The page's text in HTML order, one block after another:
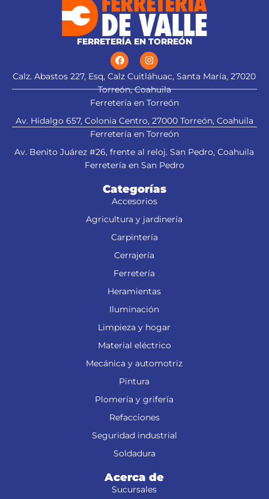
FERRETERÍA EN TORREÓN
Calz. Abastos 227, Esq, Calz Cuitláhuac, Santa María, 27020
Torreón, Coahuila
Ferretería en Torreón
Av. Hidalgo 657, Colonia Centro, 27000 Torreón, Coahuila
Ferretería en Torreón
Av. Benito Juárez #26, frente al reloj. San Pedro, Coahuila
Ferretería en San Pedro
Categorías
Accesorios
Agricultura y jardinería
Carpintería
Cerrajería
Ferretería
Heramientas
Iluminación
Limpieza y hogar
Material eléctrico
Mecánica y automotriz
Pintura
Plomería y grifería
Refacciones
Seguridad industrial
Soldadura
Acerca de
Sucursales